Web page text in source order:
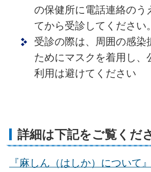
の保健所に電話連絡のう
てから受診してください。
受診の際は、周囲の感染
ためにマスクを着用し、
利用は避けてください
詳細は下記をご覧くだ
『麻しん（はしか）について』